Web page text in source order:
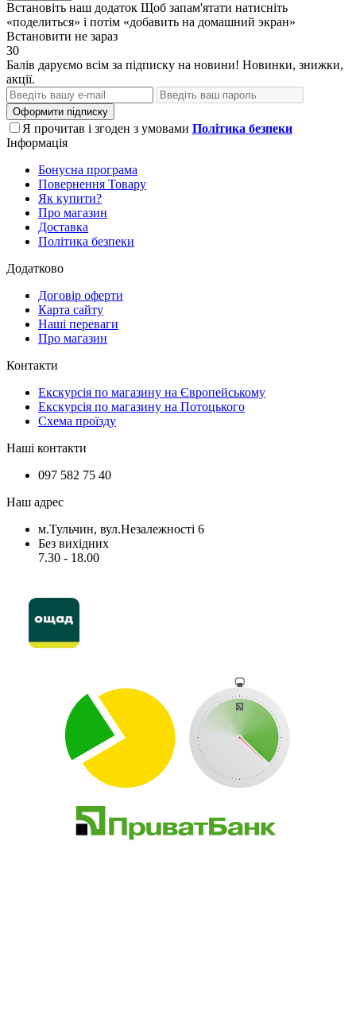
Встановіть наш додаток Щоб запам'ятати натисніть
«поделиться» і потім «добавить на домашний экран»
Встановити не зараз
30
Балів даруємо всім за підписку на новини! Новинки, знижки,
акції.
Оформити підписку
Я прочитав і згоден з умовами Політика безпеки
Інформація
Бонусна програма
Повернення Товару
Як купити?
Про магазин
Доставка
Політика безпеки
Додатково
Договір оферти
Карта сайту
Наші переваги
Про магазин
Контакти
Екскурсія по магазину на Європейському
Екскурсія по магазину на Потоцького
Схема проїзду
Наші контакти
097 582 75 40
Наш адрес
м.Тульчин, вул.Незалежності 6
Без вихідних
7.30 - 18.00